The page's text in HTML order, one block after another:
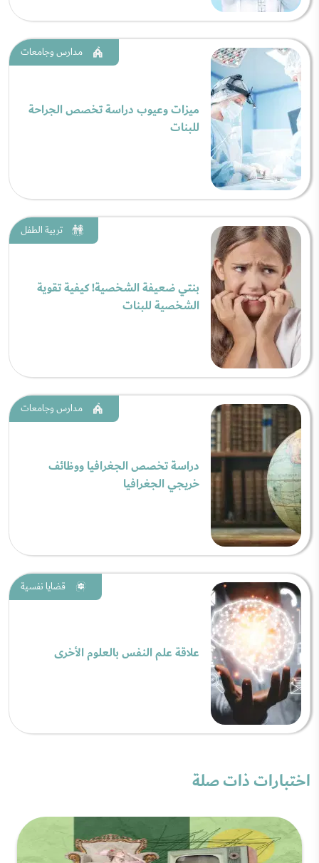
مدارس وجامعات
ميزات وعيوب دراسة تخصص الجراحة
للبنات
تربية الطفل
بنتي ضعيفة الشخصية! كيفية تقوية
الشخصية للبنات
مدارس وجامعات
دراسة تخصص الجغرافيا ووظائف
خريجي الجغرافيا
قضايا نفسية
علاقة علم النفس بالعلوم الأخرى
اختبارات ذات صلة